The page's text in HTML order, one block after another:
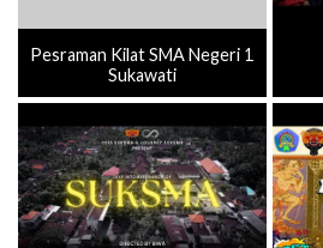
Pesraman Kilat SMA Negeri 1
Sukawati